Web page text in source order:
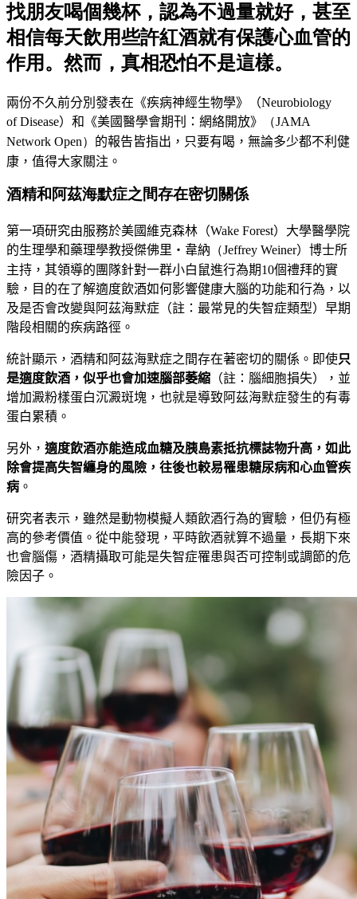
找朋友喝個幾杯，認為不過量就好，甚至
相信每天飲用些許紅酒就有保護心血管的
作用。然而，真相恐怕不是這樣。
兩份不久前分別發表在 《疾病神經生物學》 （Neurobiology
ofDisease） 和 《美國醫學會期刊：網絡開放》
（JAMA
Network Open） 的報告皆指出，只要有喝，無論多少都不利健
康，值得大家關注。
酒精和阿茲海默症之間存在密切關係
第一項研究由服務於美國維克森林（Wake Forest） 大學醫學院
的生理學和藥理學教授傑佛里・韋納 （Jeffrey Weiner） 博士所
主持， 其領導的團隊針對一群小白鼠進行為期10個禮拜的實
驗，目的在了解適度飲酒如何影響健康大腦的功能和行為，以
及是否會改變與阿茲海默症（註：最常見的失智症類型） 早期
階段相關的疾病路徑。
統計顯示 ， 酒精和阿茲海默症之間存在著密切的關係。即使只
是適度飲酒，似乎也會加速腦部萎縮 （註 ： 腦細胞損失）
，並
增加澱粉樣蛋白沉澱斑塊，也就是導致阿茲海默症發生的有毒
蛋白累積。
另外， 適度飲酒亦能造成血糖及胰島素抵抗標誌物升高，如此
除會提高失智纏身的風險，往後也較易罹患糖尿病和心血管疾
病 。
研究者表示，雖然是動物模擬人類飲酒行為的實驗，但仍有極
高的參考價值。從中能發現，平時飲酒就算不過量，長期下來
也會腦傷，酒精攝取可能是失智症罹患與否可控制或調節的危
險因子。